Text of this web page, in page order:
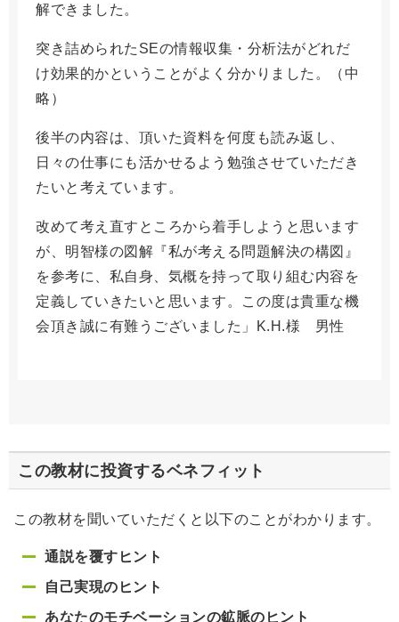
解できました。
突き詰められたSEの情報収集・分析法がどれだ
け効果的かということがよく分かりました。（中
略）
後半の内容は、頂いた資料を何度も読み返し、
日々の仕事にも活かせるよう勉強させていただき
たいと考えています。
改めて考え直すところから着手しようと思います
が、明智様の図解『私が考える問題解決の構図』
を参考に、私自身、気概を持って取り組む内容を
定義していきたいと思います。この度は貴重な機
会頂き誠に有難うございました」K.H.様 男性
この教材に投資するベネフィット
この教材を聞いていただくと以下のことがわかります。
通説を覆すヒント
自己実現のヒント
あなたのモチベーションの鉱脈のヒント